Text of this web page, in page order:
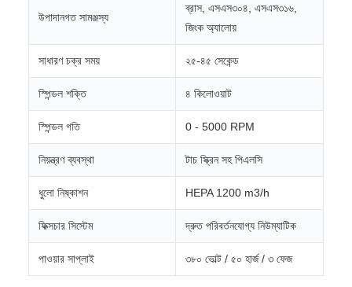
উপাদানগত সামঞ্জস্য
ব্রাস, এসএস৩০৪, এসএস৩১৬,
জিংক অ্যালোয়
সাধারণ চক্র সময় ২৫-৪৫ সেকেন্ড
স্পিন্ডল শক্তি ৪ কিলোওয়াট
স্পিন্ডল গতি 0 - 5000 RPM
নিয়ন্ত্রণ ব্যবস্থা টাচ স্ক্রিন সহ পিএলসি
ধুলো নিষ্কাশন HEPA 1200 m3/h
ফিক্সচার সিস্টেম দ্রুত পরিবর্তনযোগ্য নিউম্যাটিক
পাওয়ার সাপ্লাই ৩৮০ ভোল্ট / ৫০ হার্জ / ৩ ফেজ